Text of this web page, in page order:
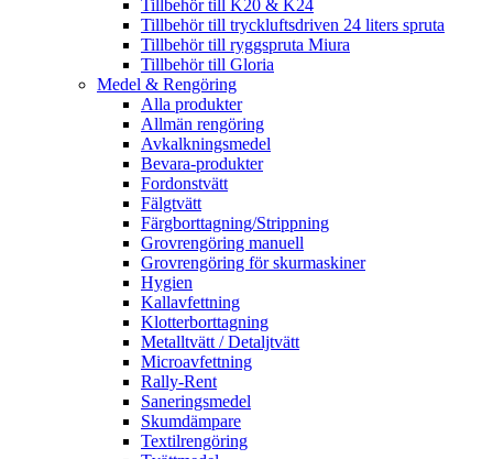
Tillbehör till K20 & K24
Tillbehör till tryckluftsdriven 24 liters spruta
Tillbehör till ryggspruta Miura
Tillbehör till Gloria
Medel & Rengöring
Alla produkter
Allmän rengöring
Avkalkningsmedel
Bevara-produkter
Fordonstvätt
Fälgtvätt
Färgborttagning/Strippning
Grovrengöring manuell
Grovrengöring för skurmaskiner
Hygien
Kallavfettning
Klotterborttagning
Metalltvätt / Detaljtvätt
Microavfettning
Rally-Rent
Saneringsmedel
Skumdämpare
Textilrengöring